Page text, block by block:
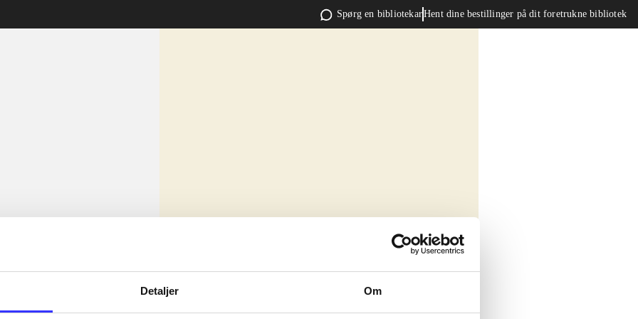
Detaljer Om
Spørg en bibliotekarHent dine bestillinger på dit foretrukne bibliotek
sit amet ...
sit amet ...